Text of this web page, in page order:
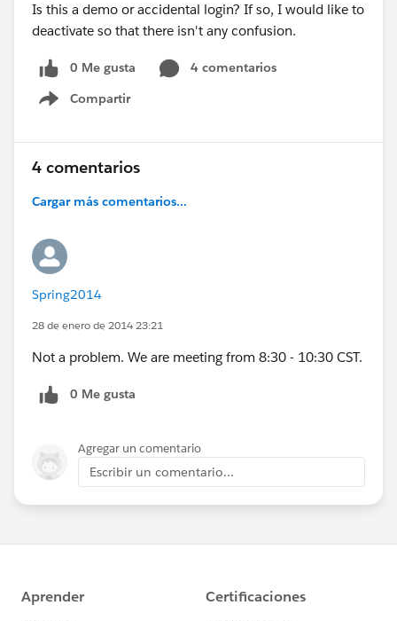
Is this a demo or accidental login? If so, I would like to
deactivate so that there isn't any confusion.
0 Me gusta
4 comentarios
Compartir
Show menu
4 comentarios
Cargar más comentarios...
Spring2014
28 de enero de 2014 23:21
Not a problem. We are meeting from 8:30 - 10:30 CST.
0 Me gusta
Agregar un comentario
Escribir un comentario...